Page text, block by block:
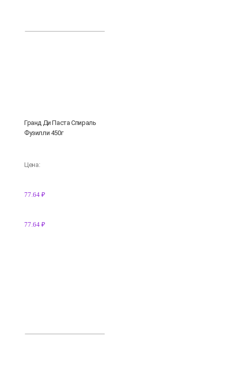
Гранд Ди Паста Спираль
Фузилли 450г
Цена:
77.64 ₽
77.64 ₽